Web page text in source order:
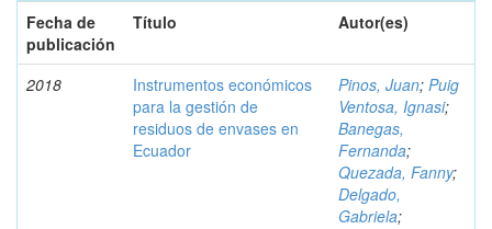
Fecha de
publicación
Título Autor(es)
2018
Instrumentos económicos
para la gestión de
residuos de envases en
Ecuador
Pinos, Juan; Puig
Ventosa, Ignasi;
Banegas,
Fernanda;
Quezada, Fanny;
Delgado,
Gabriela;